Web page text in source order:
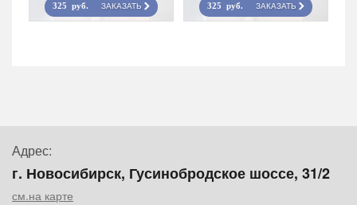
325 руб. ЗАКАЗАТЬ 325 руб. ЗАКАЗАТЬ
Адрес:
г. Новосибирск, Гусинобродское шоссе, 31/2
см.на карте